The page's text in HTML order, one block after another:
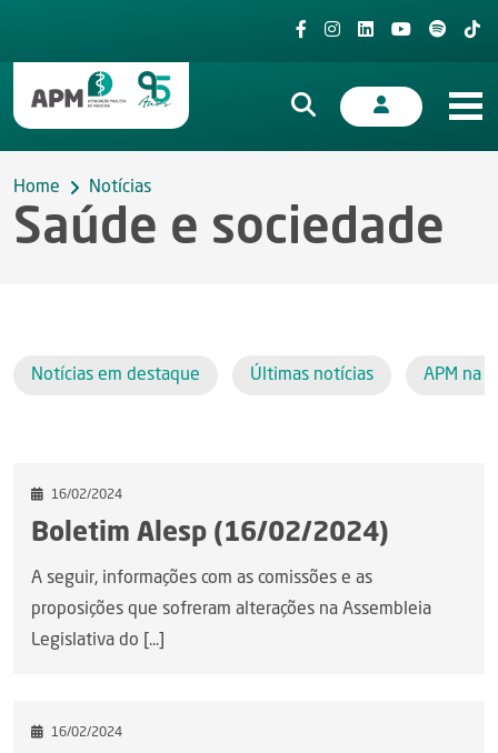
Home Notícias
Saúde e sociedade
Notícias em destaque Últimas notícias APM na
16/02/2024
Boletim Alesp (16/02/2024)
A seguir, informações com as comissões e as
proposições que sofreram alterações na Assembleia
Legislativa do [...]
16/02/2024